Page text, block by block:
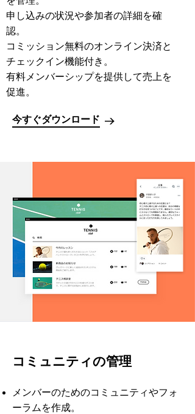
申し込みの状況や参加者の詳細を確
認。
コミッション無料のオンライン決済と
チェックイン機能付き。
有料メンバーシップを提供して売上を
促進。
今すぐダウンロード
コミュニティの管理
メンバーのためのコミュニティやフォ
ーラムを作成。